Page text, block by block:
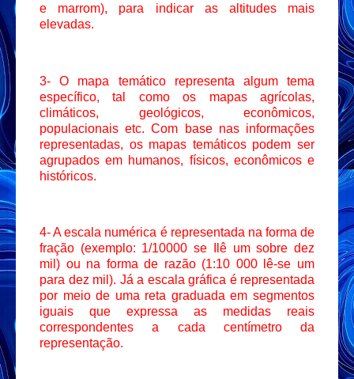
e marrom), para indicar as altitudes mais
elevadas.
3- O mapa temático representa algum tema
específico, tal como os mapas agrícolas,
climáticos, geológicos, econômicos,
populacionais etc. Com base nas informações
representadas, os mapas temáticos podem ser
agrupados em humanos, físicos, econômicos e
históricos.
4- A escala numérica é representada na forma de
fração (exemplo: 1/10000 se Ilê um sobre dez
mil) ou na forma de razão (1:10 000 lê-se um
para dez mil). Já a escala gráfica é representada
por meio de uma reta graduada em segmentos
iguais que expressa as medidas reais
correspondentes a cada centímetro da
representação.